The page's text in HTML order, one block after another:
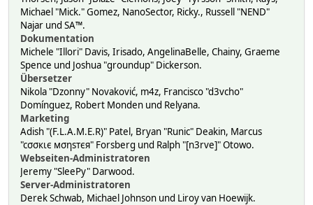
Michael "Mick." Gomez, NanoSector, Ricky., Russell "NEND"
Najar und SA™.
Dokumentation
Michele "Illori" Davis, Irisado, AngelinaBelle, Chainy, Graeme
Spence und Joshua "groundup" Dickerson.
Übersetzer
Nikola "Dzonny" Novaković, m4z, Francisco "d3vcho"
Domínguez, Robert Monden und Relyana.
Marketing
Adish "(F.L.A.M.E.R)" Patel, Bryan "Runic" Deakin, Marcus
"cσσкιє мσηѕтєя" Forsberg und Ralph "[n3rve]" Otowo.
Webseiten-Administratoren
Jeremy "SleePy" Darwood.
Server-Administratoren
Derek Schwab, Michael Johnson und Liroy van Hoewijk.